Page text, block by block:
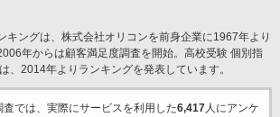
キングは、株式会社オリコンを前身企業に1967年より
年からは顧客満足度調査を開始。高校受験 個別指
、2014年よりランキングを発表しています。
では、実際にサービスを利用した6,417人にアンケ